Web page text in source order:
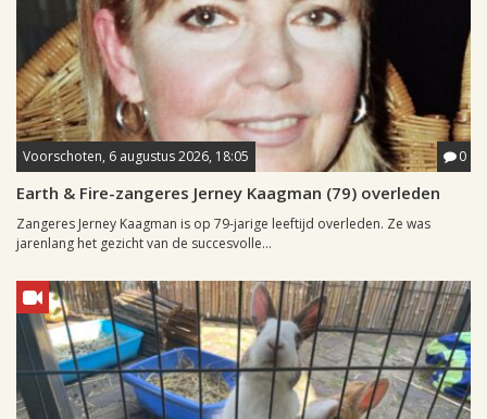
Voorschoten, 6 augustus 2026, 18:05 0
Earth & Fire-zangeres Jerney Kaagman (79) overleden
Zangeres Jerney Kaagman is op 79-jarige leeftijd overleden. Ze was
jarenlang het gezicht van de succesvolle...